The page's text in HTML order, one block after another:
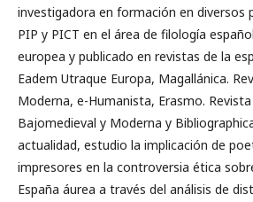
investigadora en formación en diversos
PIP y PICT en el área de filología
europea y publicado en revistas de la
Eadem Utraque Europa, Magallánica.
Moderna, e-Humanista, Erasmo.
Bajomedieval y Moderna y
actualidad, estudio la implicación de
impresores en la controversia ética
España áurea a través del análisis de